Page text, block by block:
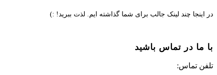
چند لینک جالب برای شما گذاشته ایم. لذت ببرید! :)
در تماس باشید